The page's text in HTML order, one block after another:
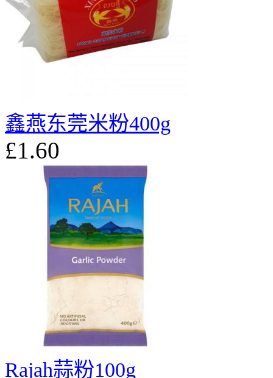
鑫燕东莞米粉400g
£1.60
Rajah蒜粉100g